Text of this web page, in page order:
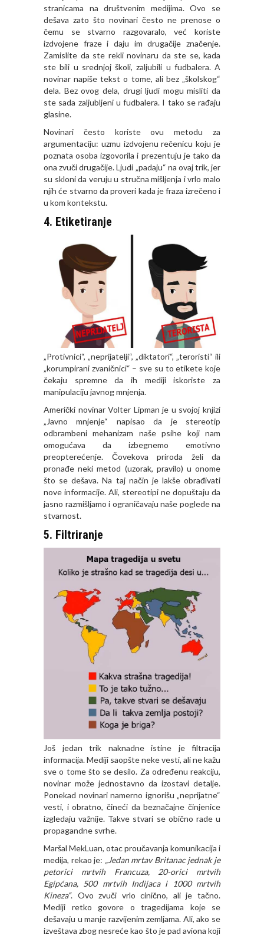
stranicama na društvenim medijima. Ovo se
dešava zato što novinari često ne prenose o
čemu se stvarno razgovaralo, već koriste
izdvojene fraze i daju im drugačije značenje.
Zamislite da ste rekli novinaru da ste se, kada
ste bili u srednjoj školi, zaljubili u fudbalera. A
novinar napiše tekst o tome, ali bez „školskog“
dela. Bez ovog dela, drugi ljudi mogu misliti da
ste sada zaljubljeni u fudbalera. I tako se rađaju
glasine.
Novinari često koriste ovu metodu za
argumentaciju: uzmu izdvojenu rečenicu koju je
poznata osoba izgovorila i prezentuju je tako da
ona zvuči drugačije. Ljudi „padaju“ na ovaj trik, jer
su skloni da veruju u stručna mišljenja i vrlo malo
njih će stvarno da proveri kada je fraza izrečeno i
u kom kontekstu.
4. Etiketiranje
„Protivnici“, „neprijatelji“, „diktatori“, „teroristi“ ili
„korumpirani zvaničnici“ – sve su to etikete koje
čekaju spremne da ih mediji iskoriste za
manipulaciju javnog mnjenja.
Američki novinar Volter Lipman je u svojoj knjizi
„ Javno mnjenje“ napisao da je stereotip
odbrambeni mehanizam naše psihe koji nam
omogućava da izbegnemo emotivno
preopterećenje. Čovekova priroda želi da
pronađe neki metod (uzorak, pravilo) u onome
što se dešava. Na taj način je lakše obrađivati
nove informacije. Ali, stereotipi ne dopuštaju da
jasno razmišljamo i ograničavaju naše poglede na
stvarnost.
5. Filtriranje
Još jedan trik naknadne istine je filtracija
informacija. Mediji saopšte neke vesti, ali ne kažu
sve o tome što se desilo. Za određenu reakciju,
novinar može jednostavno da izostavi detalje.
Ponekad novinari namerno ignorišu „neprijatne“
vesti, i obratno, čineći da beznačajne činjenice
izgledaju važnije. Takve stvari se obično rade u
propagandne svrhe.
Maršal MekLuan, otac proučavanja komunikacija i
medija, rekao je: „Jedan mrtav Britanac jednak je
petorici mrtvih Francuza, 20-orici mrtvih
Egipćana, 500 mrtvih Indijaca i 1000 mrtvih
Kineza“. Ovo zvuči vrlo cinično, ali je tačno.
Mediji retko govore o tragedijama koje se
dešavaju u manje razvijenim zemljama. Ali, ako se
izveštava zbog nesreće kao što je pad aviona koji